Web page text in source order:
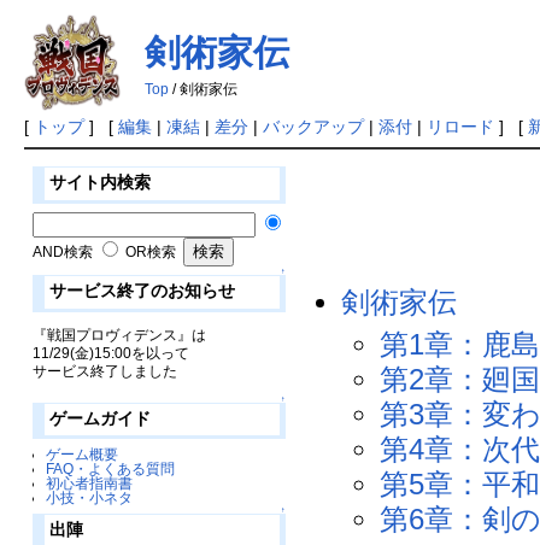
剣術家伝
Top/ 剣術家伝
[ トップ] [ 編集| 凍結| 差分| バックアップ| 添付| リロード ] [
サイト内検索
AND検索 OR検索
↑
サービス終了のお知らせ
『戦国プロヴィデンス』は
11/29(金)15:00を以って
サービス終了しました
↑
ゲームガイド
ゲーム概要
FAQ・よくある質問
初心者指南書
小技・小ネタ
↑
出陣
剣術家伝
第1章：鹿
第2章：廻
第3章：変
第4章：次
第5章：平
第6章：剣